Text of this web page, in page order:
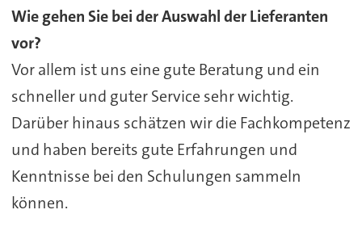
Wie gehen Sie bei der Auswahl der Lieferanten
vor?
Vor allem ist uns eine gute Beratung und ein
schneller und guter Service sehr wichtig.
Darüber hinaus schätzen wir die Fachkompetenz
und haben bereits gute Erfahrungen und
Kenntnisse bei den Schulungen sammeln
können.